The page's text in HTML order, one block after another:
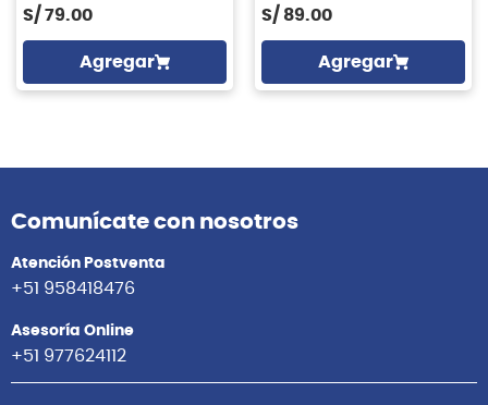
S/79.00
Agregar
S/ 89.00
Agregar
Comunícate con nosotros
Atención Postventa
+51 958418476
Asesoría Online
+51 977624112